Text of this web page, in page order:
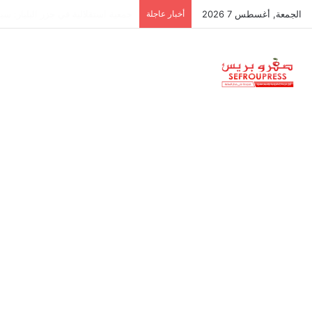
الجمعة, أغسطس 7 2026 أخبار عاجلة